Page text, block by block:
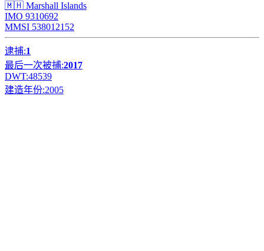
🇲🇭 Marshall Islands
IMO 9310692
MMSI 538012152
逮捕:1
最后一次被捕:2017
DWT:48539
建造年份:2005